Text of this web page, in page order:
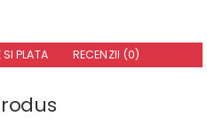
SI PLATA RECENZII (0)